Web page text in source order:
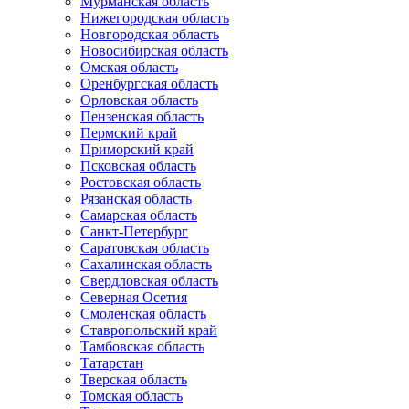
Нижегородская область
Новгородская область
Новосибирская область
Омская область
Оренбургская область
Орловская область
Пензенская область
Пермский край
Приморский край
Псковская область
Ростовская область
Рязанская область
Самарская область
Санкт-Петербург
Саратовская область
Сахалинская область
Свердловская область
Северная Осетия
Смоленская область
Ставропольский край
Тамбовская область
Татарстан
Тверская область
Томская область